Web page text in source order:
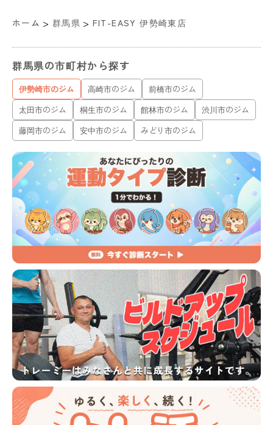
ホーム > 群馬県 > FIT-EASY 伊勢崎東店
群馬県の市町村から探す
伊勢崎市のジム 高崎市のジム
前橋市のジム
太田市のジム
桐生市のジム 館林市のジム
渋川市のジム
藤岡市のジム
安中市のジム みどり市のジム